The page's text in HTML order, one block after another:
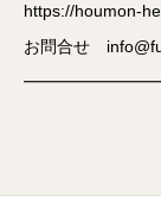
https://houmon-
お問合せ